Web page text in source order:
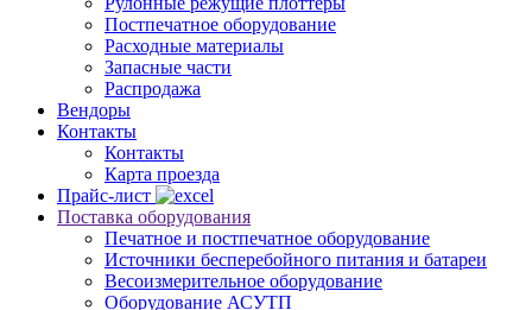
Постпечатное оборудование
Расходные материалы
Запасные части
Распродажа
Вендоры
Контакты
Контакты
Карта проезда
Прайс-лист
Поставка оборудования
Печатное и постпечатное оборудование
Источники бесперебойного питания и батареи
Весоизмерительное оборудование
Оборудование АСУТП